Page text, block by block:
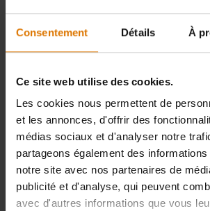
Consentement Détails À
Ce site web utilise des cookies.
Les cookies nous permettent de
et les annonces, d'offrir des
médias sociaux et d'analyser notre
partageons également des
notre site avec nos partenaires de
publicité et d'analyse, qui peuvent
avec d'autres informations que vous
Support de cuisson pour poulet
Pour grilles de cuisson Gourmet BBQ
System
Cocotte Duo
Pour grilles de
System